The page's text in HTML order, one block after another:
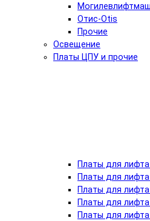
Отис-Otis
Прочие
Освещение
Платы ЦПУ и прочие
Платы для лифта
Платы для
Платы для
Платы для
Платы для